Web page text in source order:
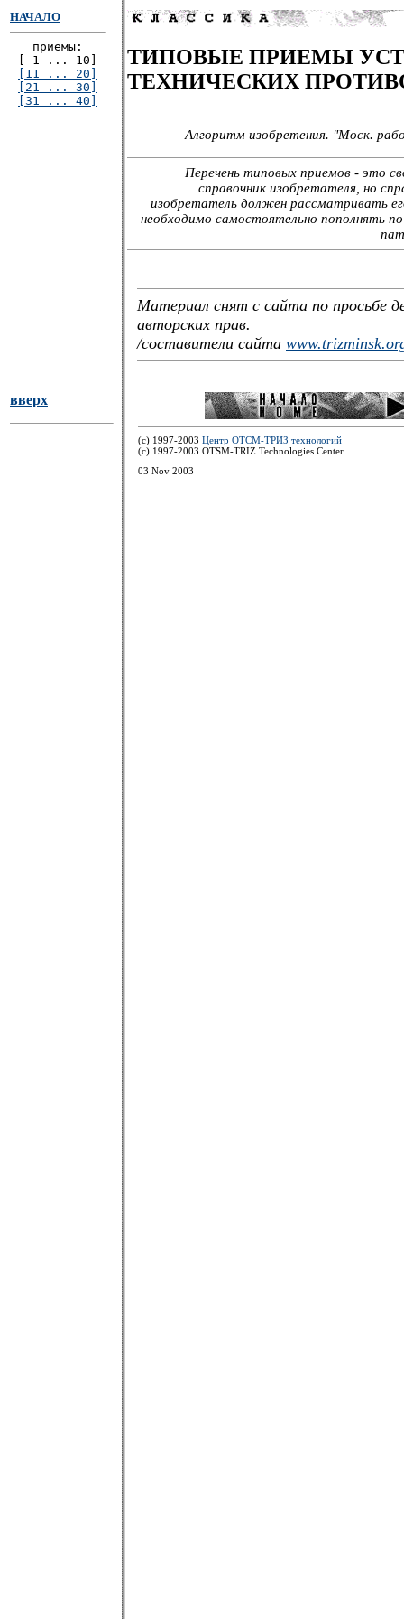
НАЧАЛО
приемы:
[ 1 ... 10]
[11 ... 20]
[21 ... 30]
[31 ... 40]
ТИПОВЫЕ ПРИЕМЫ
ТЕХНИЧЕСКИХ
Алгоритм изобретения. "Моск.
Перечень типовых приемов - это
справочник изобретателя, но
изобретатель должен рассматривать
необходимо самостоятельно пополнять
Материал снят с сайта по просьбе
авторских прав.
/составители сайта
вверх
(c) 1997-2003 Центр ОТСМ-ТРИЗ технологий
(с) 1997-2003 OTSM-TRIZ Technologies Center
03 Nov 2003